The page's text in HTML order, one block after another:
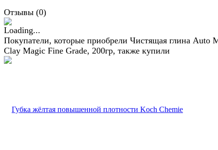
Отзывы (0)
Покупатели, которые приобрели Чистящая глина Auto
Clay Magic Fine Grade, 200гр, также купили